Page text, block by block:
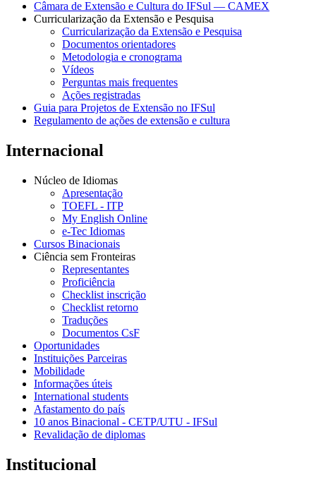
Câmara de Extensão e Cultura do IFSul — CAMEX
Curricularização da Extensão e Pesquisa
Curricularização da Extensão e Pesquisa
Documentos orientadores
Metodologia e cronograma
Vídeos
Perguntas mais frequentes
Ações registradas
Guia para Projetos de Extensão no IFSul
Regulamento de ações de extensão e cultura
Internacional
Núcleo de Idiomas
Apresentação
TOEFL - ITP
My English Online
e-Tec Idiomas
Cursos Binacionais
Ciência sem Fronteiras
Representantes
Proficiência
Checklist inscrição
Checklist retorno
Traduções
Documentos CsF
Oportunidades
Instituições Parceiras
Mobilidade
Informações úteis
International students
Afastamento do país
10 anos Binacional - CETP/UTU - IFSul
Revalidação de diplomas
Institucional